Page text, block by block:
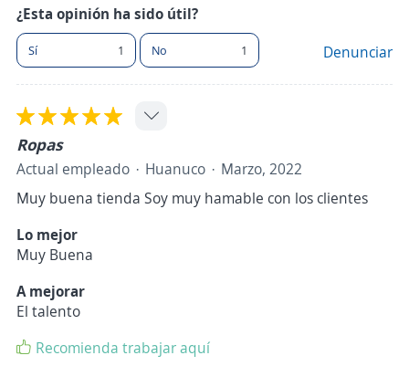
¿Esta opinión ha sido útil?
Sí 1 No 1 Denunciar
Ropas
Actual empleado Huanuco
Marzo, 2022
Muy buena tienda Soy muy hamable con los clientes
Lo mejor
Muy Buena
A mejorar
El talento
Recomienda trabajar aquí